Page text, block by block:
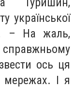
української
– На жаль,
ось ця
мережах. І я